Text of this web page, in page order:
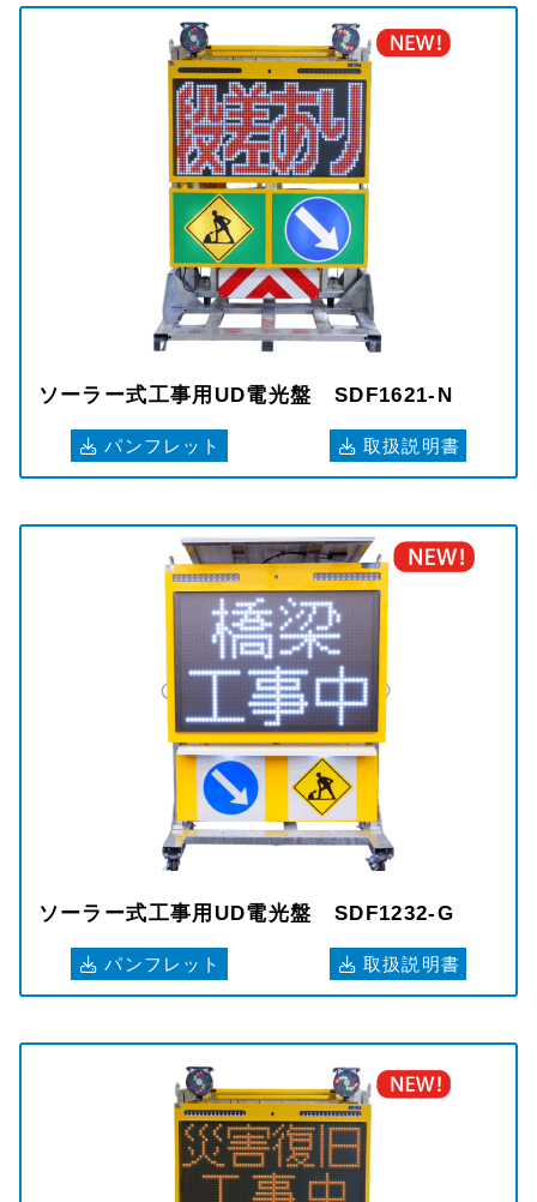
ソーラー式工事用UD電光盤 SDF1621-N
パンフレット 取扱説明書
ソーラー式工事用UD電光盤 SDF1232-G
パンフレット 取扱説明書